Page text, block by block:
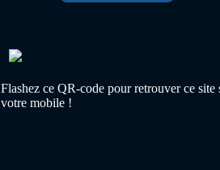
Flashez ce QR-code pour retrouver ce site
votre mobile !